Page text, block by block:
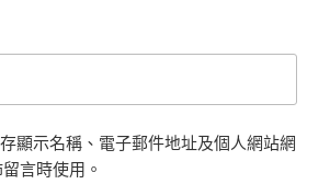
顯示名稱、電子郵件地址及個人網站網
言時使用。